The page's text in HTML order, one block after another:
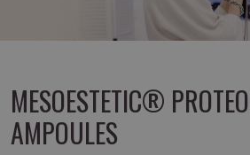
MESOESTETIC®
AMPOULES